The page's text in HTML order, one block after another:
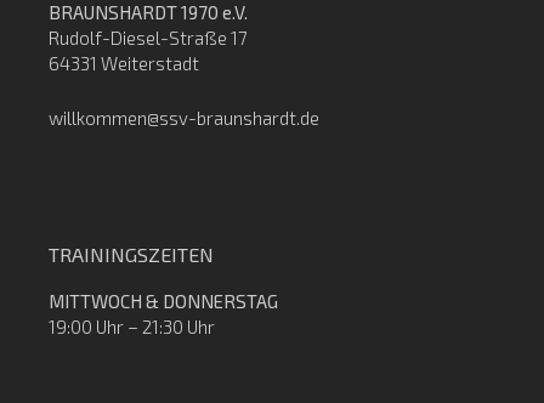
BRAUNSHARDT 1970 e.V.
Rudolf-Diesel-Straße 17
64331 Weiterstadt
willkommen@ssv-braunshardt.de
TRAININGSZEITEN
MITTWOCH & DONNERSTAG
19:00 Uhr – 21:30 Uhr